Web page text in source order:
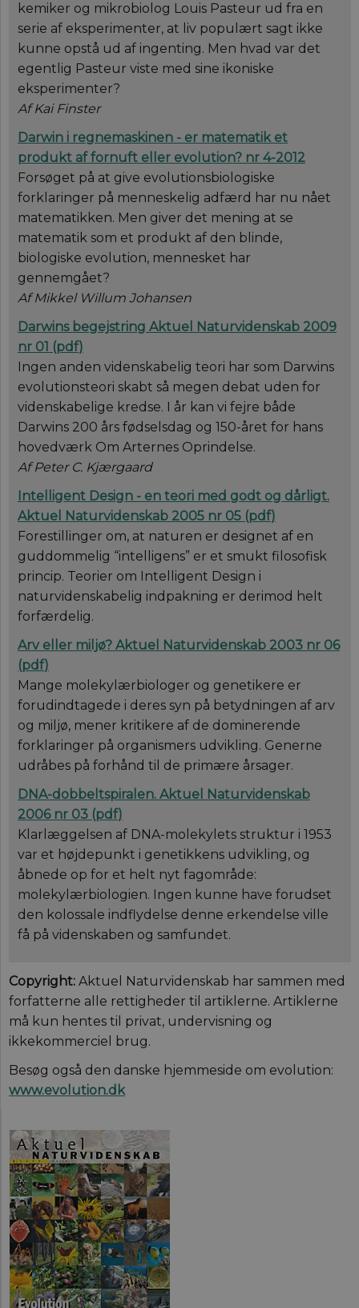
kemiker og mikrobiolog Louis Pasteur ud fra en
serie af eksperimenter, at liv populært sagt ikke
kunne opstå ud af ingenting. Men hvad var det
egentlig Pasteur viste med sine ikoniske
eksperimenter?
Af Kai Finster
Darwin i regnemaskinen - er matematik et
produkt af fornuft eller evolution? nr 4-2012
Forsøget på at give evolutionsbiologiske
forklaringer på menneskelig adfærd har nu nået
matematikken. Men giver det mening at se
matematik som et produkt af den blinde,
biologiske evolution, mennesket har
gennemgået?
Af Mikkel Willum Johansen
Darwins begejstring Aktuel Naturvidenskab 2009
nr 01 (pdf)
Ingen anden videnskabelig teori har som Darwins
evolutionsteori skabt så megen debat uden for
videnskabelige kredse. I år kan vi fejre både
Darwins 200 års fødselsdag og 150-året for hans
hovedværk Om Arternes Oprindelse.
Af Peter C. Kjærgaard
Intelligent Design - en teori med godt og dårligt.
Aktuel Naturvidenskab 2005 nr 05 (pdf)
Forestillinger om, at naturen er designet af en
guddommelig “intelligens” er et smukt filosofisk
princip. Teorier om Intelligent Design i
naturvidenskabelig indpakning er derimod helt
forfærdelig.
Arv eller miljø? Aktuel Naturvidenskab 2003 nr 06
(pdf)
Mange molekylærbiologer og genetikere er
forudindtagede i deres syn på betydningen af arv
og miljø, mener kritikere af de dominerende
forklaringer på organismers udvikling. Generne
udråbes på forhånd til de primære årsager.
DNA-dobbeltspiralen. Aktuel Naturvidenskab
2006 nr 03 (pdf)
Klarlæggelsen af DNA-molekylets struktur i 1953
var et højdepunkt i genetikkens udvikling, og
åbnede op for et helt nyt fagområde:
molekylærbiologien. Ingen kunne have forudset
den kolossale indflydelse denne erkendelse ville
få på videnskaben og samfundet.
Copyright: Aktuel Naturvidenskab har sammen med
forfatterne alle rettigheder til artiklerne. Artiklerne
må kun hentes til privat, undervisning og
ikkekommerciel brug.
Besøg også den danske hjemmeside om evolution:
www.evolution.dk